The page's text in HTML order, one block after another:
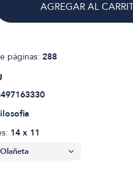
AGREGAR AL
páginas:288
14 x 11